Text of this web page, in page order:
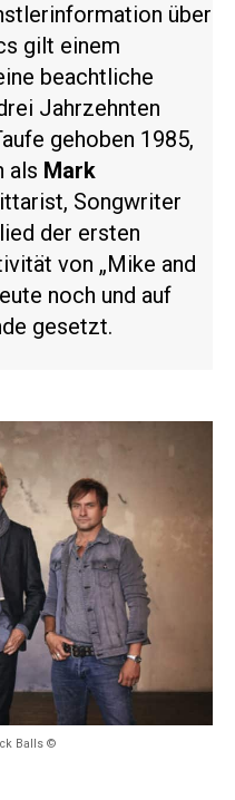
über
gilt einem
beachtliche
Jahrzehnten
gehoben 1985,
als Mark
Songwriter
der ersten
von „Mike and
noch und auf
gesetzt.
Balls ©